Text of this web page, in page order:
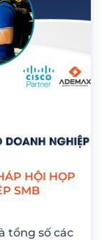
HỘI HỌP
SMB
tổng số các